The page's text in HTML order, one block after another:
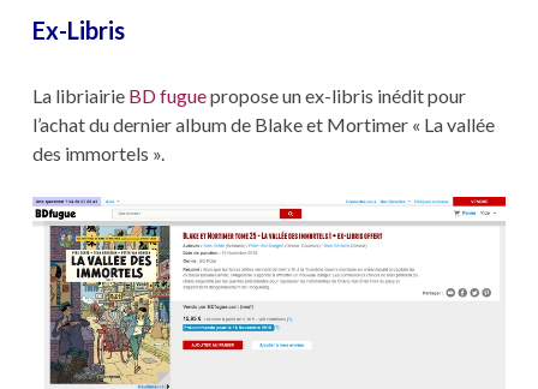
Ex-Libris
La libriairie BD fuguepropose un ex-libris inédit pour
l’achat du dernier album de Blake et Mortimer « La vallée
des immortels ».